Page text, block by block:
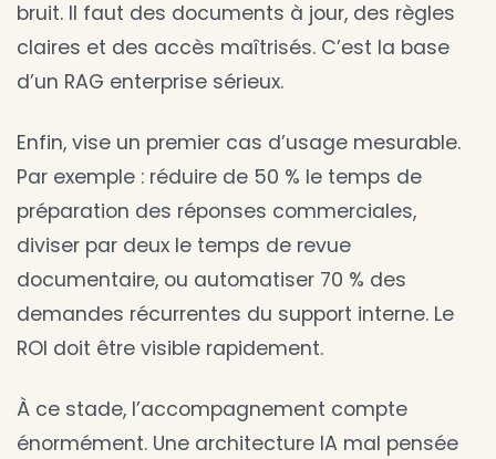
bruit. Il faut des documents à jour, des règles
claires et des accès maîtrisés. C’est la base
d’un RAG enterprise sérieux.
Enfin, vise un premier cas d’usage mesurable.
Par exemple : réduire de 50 % le temps de
préparation des réponses commerciales,
diviser par deux le temps de revue
documentaire, ou automatiser 70 % des
demandes récurrentes du support interne. Le
ROI doit être visible rapidement.
À ce stade, l’accompagnement compte
énormément. Une architecture IA mal pensée